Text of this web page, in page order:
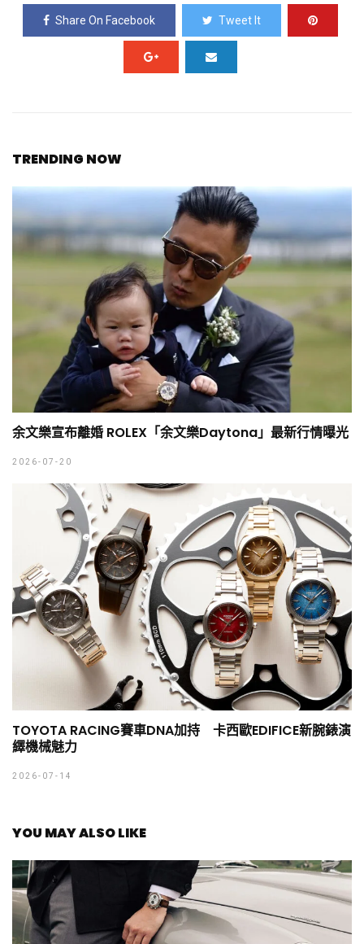
Share On Facebook Tweet It
TRENDING NOW
余文樂宣布離婚 ROLEX「余文樂Daytona」最新行情曝光
2026-07-20
TOYOTA RACING賽車DNA加持 卡西歐EDIFICE新腕錶演
繹機械魅力
2026-07-14
YOU MAY ALSO LIKE